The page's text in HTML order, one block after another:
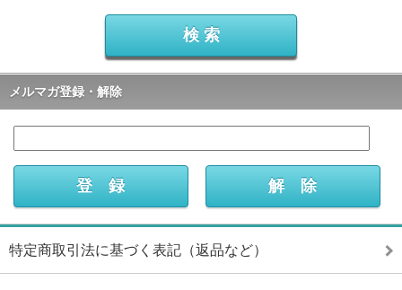
メルマガ登録・解除
特定商取引法に基づく表記（返品など）